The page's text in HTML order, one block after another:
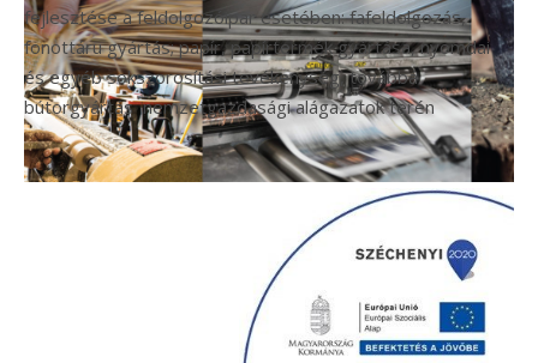
fejlesztése a feldolgozóipar esetében: fafeldolgozás,
fonottáru gyártás; papír, papírtermék gyártása, nyomdai
és egyéb sokszorosítási tevékenység, továbbá
bútorgyártás nemzetgazdasági alágazatok terén